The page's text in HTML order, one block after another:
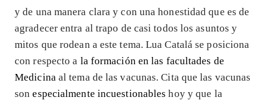
y de una manera clara y con una honestidad que es de
agradecer entra al trapo de casi todos los asuntos y
mitos que rodean a este tema. Lua Catalá se posiciona
con respecto a la formación en las facultades de
Medicina al tema de las vacunas. Cita que las vacunas
sonespecialmente incuestionableshoy y que la